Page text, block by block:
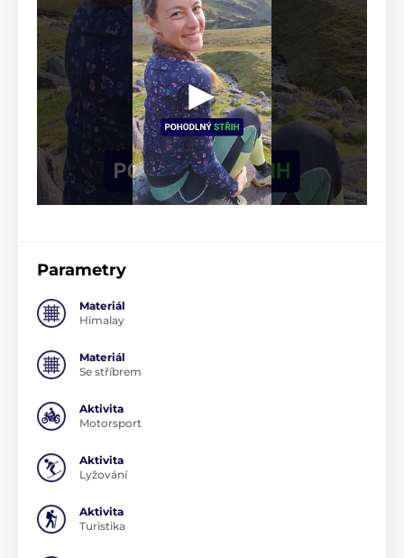
Parametry
Materiál
Himalay
Materiál
Se stříbrem
Aktivita
Motorsport
Aktivita
Lyžování
Aktivita
Turistika